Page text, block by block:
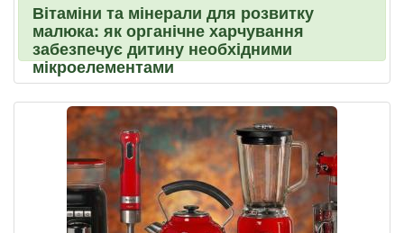
Вітаміни та мінерали для розвитку
малюка: як органічне харчування
забезпечує дитину необхідними
мікроелементами